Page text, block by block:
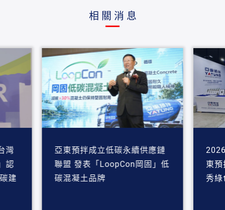
相關消息
灣
認
建
亞東預拌成立低碳永續供應鏈
聯盟 發表「LoopCon岡固」低
碳混凝土品牌
東
秀綠